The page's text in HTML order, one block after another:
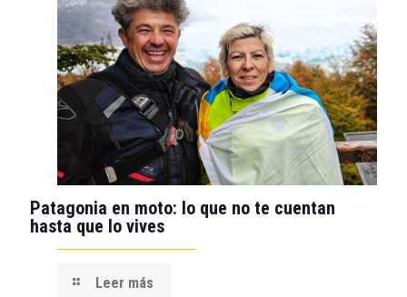
Patagonia en moto: lo que no te cuentan
hasta que lo vives
Leer más